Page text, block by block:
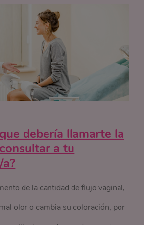
debería llamarte la
a tu
de la cantidad de flujo vaginal,
olor o cambia su coloración, por